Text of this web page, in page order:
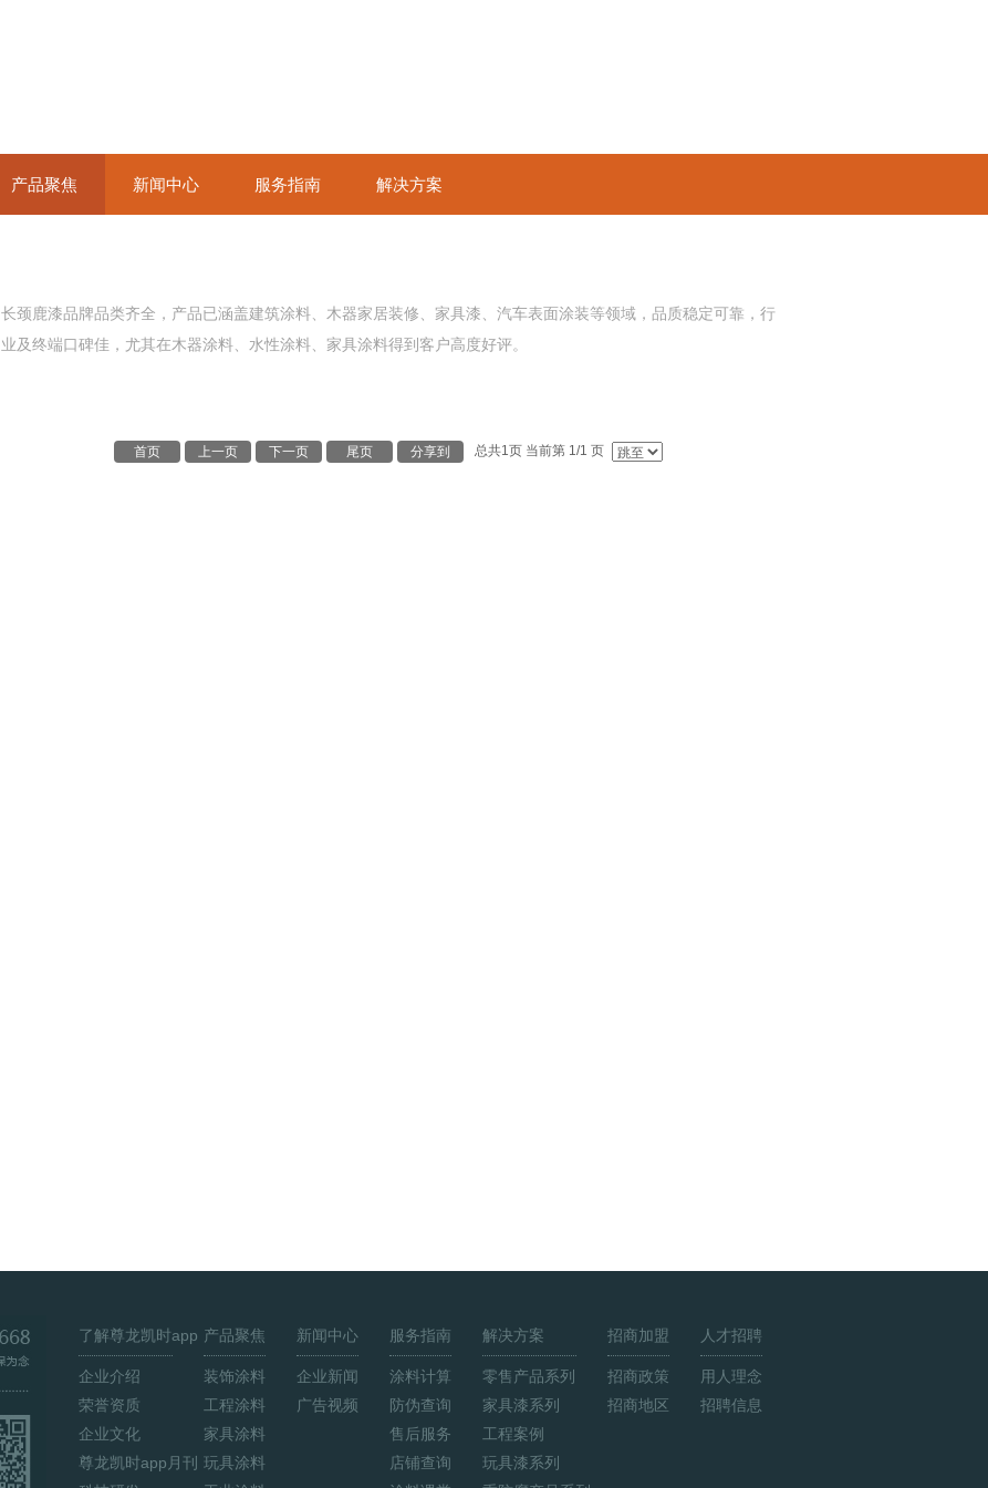
产品聚焦 新闻中心 服务指南 解决方案
长颈鹿漆品牌品类齐全，产品已涵盖建筑涂料、木器家居装修、家具漆、汽车表面涂装等领域，品质稳定可靠，行
业及终端口碑佳，尤其在木器涂料、水性涂料、家具涂料得到客户高度好评。
首页 上一页 下一页 尾页 分享到 总共1页 当前第 1/1 页
了解尊龙凯时app
企业介绍
荣誉资质
企业文化
尊龙凯时app月刊
产品聚焦
装饰涂料
工程涂料
家具涂料
玩具涂料
新闻中心
企业新闻
广告视频
服务指南
涂料计算
防伪查询
售后服务
店铺查询
解决方案
零售产品系列
家具漆系列
工程案例
玩具漆系列
招商加盟
招商政策
招商地区
人才招聘
用人理念
招聘信息